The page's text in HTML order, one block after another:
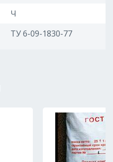
Ч
ТУ 6-09-1830-77